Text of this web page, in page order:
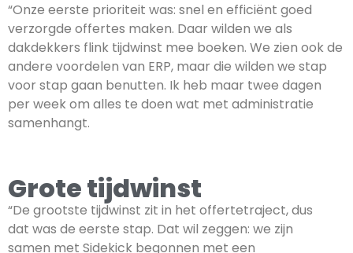
“Onze eerste prioriteit was: snel en efficiënt goed
verzorgde offertes maken. Daar wilden we als
dakdekkers flink tijdwinst mee boeken. We zien ook de
andere voordelen van ERP, maar die wilden we stap
voor stap gaan benutten. Ik heb maar twee dagen
per week om alles te doen wat met administratie
samenhangt.
Grote tijdwinst
“De grootste tijdwinst zit in het offertetraject, dus
dat was de eerste stap. Dat wil zeggen: we zijn
samen met Sidekick begonnen met een